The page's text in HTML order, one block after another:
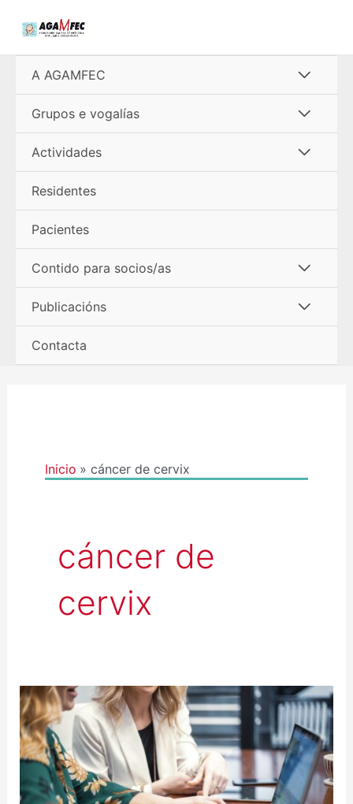
A AGAMFEC
menú
Grupos e vogalías
menú
Actividades
Residentes
Pacientes
Contido para socios/as
menú
Publicacións
Contacta
Inicio cáncer de cervix
cáncer de
cervix
“SÓ
O
24%
DAS
MULLERES
PARTICIPANTES